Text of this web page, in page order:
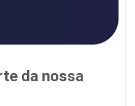
da nossa